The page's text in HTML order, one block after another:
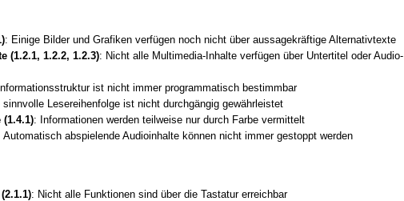
: Eini­ge Bil­der und Gra­fi­ken ver­fü­gen noch nicht über aus­sa­ge­kräf­ti­ge Alter­na­tiv­tex­te
(1.2.1, 1.2.2, 1.2.3): Nicht alle Multimedia-Inhalte ver­fü­gen über Unter­ti­tel oder Audio­
ist nicht immer pro­gram­ma­tisch bestimm­bar
sinn­vol­le Lese­rei­hen­fol­ge ist nicht durch­gän­gig gewähr­leis­tet
: Infor­ma­tio­nen wer­den teil­wei­se nur durch Far­be ver­mit­telt
Auto­ma­tisch abspie­len­de Audio­in­hal­te kön­nen nicht immer gestoppt wer­den
: Nicht alle Funk­tio­nen sind über die Tas­ta­tur erreich­bar